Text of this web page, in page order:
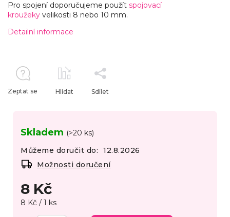
8 Kč
8 Kč / 1 ks
Skladem (>20 ks)
Můžeme doručit do:
12.8.2026
Možnosti doručení
Pro spojení doporučujeme použít spojovací
kroužeky velikosti 8 nebo 10 mm.
Detailní informace
Zeptat se Hlídat Sdílet